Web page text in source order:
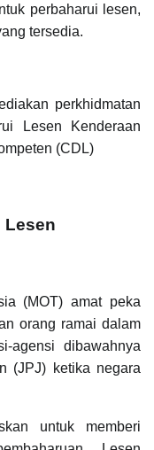
perbaharui lesen,
tersedia.
perkhidmatan
Lesen Kenderaan
(CDL)
Lesen
(MOT) amat peka
orang ramai dalam
agensi dibawahnya
(JPJ) ketika negara
untuk memberi